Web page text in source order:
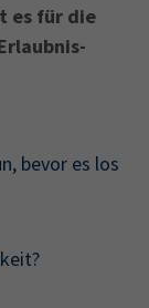
es für die
bevor es los